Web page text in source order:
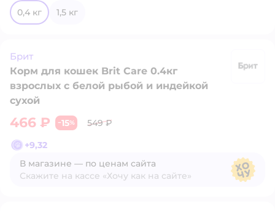
0,4 кг
1,5 кг
Брит
Корм для кошек Brit Care 0.4кг
взрослых с белой рыбой и индейкой
сухой
466 ₽ −15%
549 ₽
+9,32
В магазине — по ценам сайта
Скажите на кассе «Хочу как на сайте»